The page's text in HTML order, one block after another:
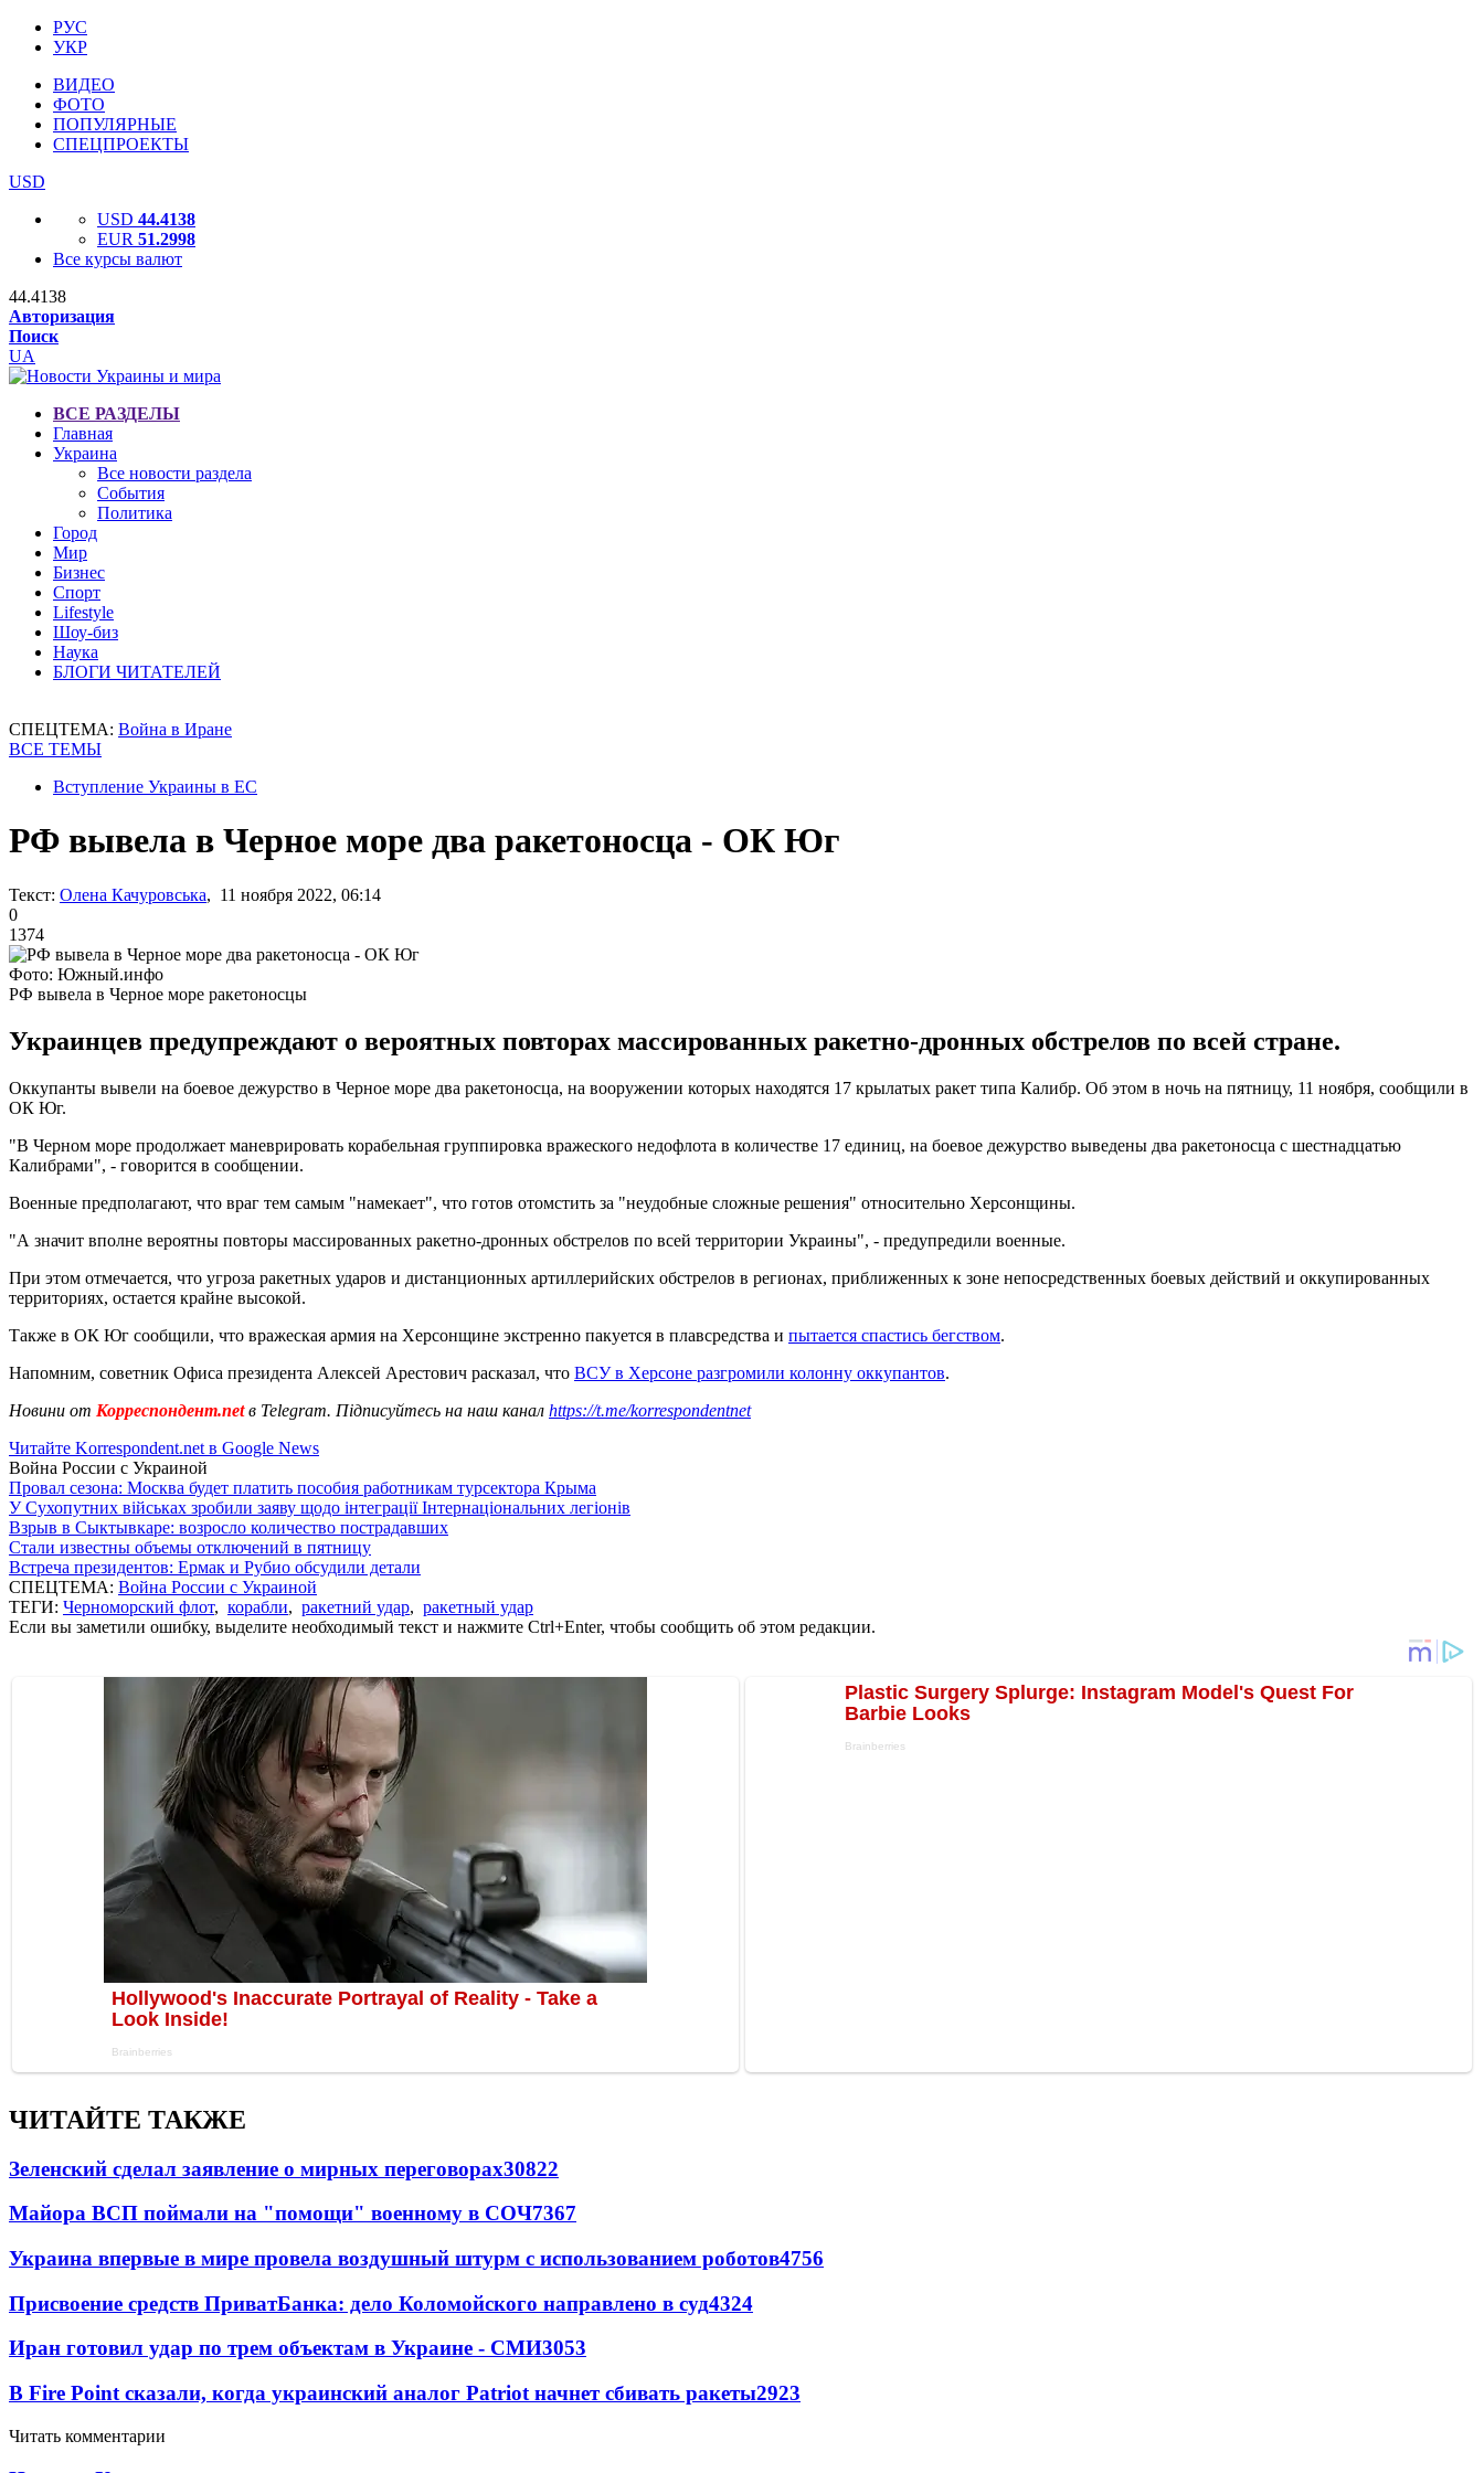
РУС
УКР
ВИДЕО
ФОТО
ПОПУЛЯРНЫЕ
СПЕЦПРОЕКТЫ
USD
USD 44.4138
EUR 51.2998
Все курсы валют
44.4138
Авторизация
Поиск
UA
ВСЕ РАЗДЕЛЫ
Главная
Украина
Все новости раздела
События
Политика
Город
Мир
Бизнес
Спорт
Lifestyle
Шоу-биз
Наука
БЛОГИ ЧИТАТЕЛЕЙ
СПЕЦТЕМА: Война в Иране
ВСЕ ТЕМЫ
Вступление Украины в ЕС
РФ вывела в Черное море два ракетоносца - ОК Юг
Текст: Олена Качуровська, 11 ноября 2022, 06:14
0
1374
Фото: Южный.инфо
РФ вывела в Черное море ракетоносцы
Украинцев предупреждают о вероятных повторах массированных ракетно-дронных обстрелов по всей стране.
Оккупанты вывели на боевое дежурство в Черное море два ракетоносца, на вооружении которых находятся 17 крылатых ракет типа Калибр. Об этом в ночь на пятницу, 11 ноября, сообщили в
ОК Юг.
"В Черном море продолжает маневрировать корабельная группировка вражеского недофлота в количестве 17 единиц, на боевое дежурство выведены два ракетоносца с шестнадцатью
Калибрами", - говорится в сообщении.
Военные предполагают, что враг тем самым "намекает", что готов отомстить за "неудобные сложные решения" относительно Херсонщины.
"А значит вполне вероятны повторы массированных ракетно-дронных обстрелов по всей территории Украины", - предупредили военные.
При этом отмечается, что угроза ракетных ударов и дистанционных артиллерийских обстрелов в регионах, приближенных к зоне непосредственных боевых действий и оккупированных
территориях, остается крайне высокой.
Также в ОК Юг сообщили, что вражеская армия на Херсонщине экстренно пакуется в плавсредства и пытается спастись бегством.
Напомним, советник Офиса президента Алексей Арестович расказал, что ВСУ в Херсоне разгромили колонну оккупантов.
Новини от Корреспондент.netв Telegram. Підписуйтесь на наш канал https://t.me/korrespondentnet
Читайте Korrespondent.net в Google News
Война России с Украиной
Провал сезона: Москва будет платить пособия работникам турсектора Крыма
У Сухопутних військах зробили заяву щодо інтеграції Інтернаціональних легіонів
Взрыв в Сыктывкаре: возросло количество пострадавших
Стали известны объемы отключений в пятницу
Встреча президентов: Ермак и Рубио обсудили детали
СПЕЦТЕМА: Война России с Украиной
ТЕГИ: Черноморский флот, корабли, ракетний удар, ракетный удар
Если вы заметили ошибку, выделите необходимый текст и нажмите Ctrl+Enter, чтобы сообщить об этом редакции.
ЧИТАЙТЕ ТАКЖЕ
Зеленский сделал заявление о мирных переговорах30822
Майора ВСП поймали на "помощи" военному в СОЧ7367
Украина впервые в мире провела воздушный штурм с использованием роботов4756
Присвоение средств ПриватБанка: дело Коломойского направлено в суд4324
Иран готовил удар по трем объектам в Украине - СМИ3053
В Fire Point сказали, когда украинский аналог Patriot начнет сбивать ракеты2923
Читать комментарии